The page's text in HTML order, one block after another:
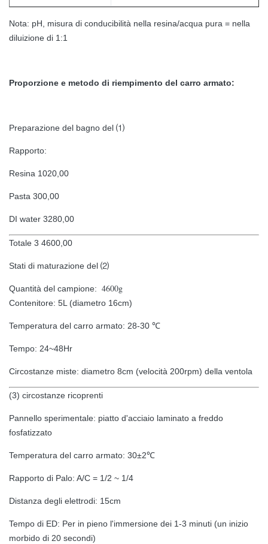
Nota: pH, misura di conducibilità nella resina/acqua pura = nella
diluizione di 1:1
Proporzione e metodo di riempimento del carro armato:
Preparazione del bagno del ⑴
Rapporto:
Resina 1020,00
Pasta 300,00
DI water 3280,00
Totale 3 4600,00
Stati di maturazione del ⑵
Quantità del campione: 4600g
Contenitore: 5L (diametro 16cm)
Temperatura del carro armato: 28-30 ℃
Tempo: 24~48Hr
Circostanze miste: diametro 8cm (velocità 200rpm) della ventola
(3) circostanze ricoprenti
Pannello sperimentale: piatto d'acciaio laminato a freddo
fosfatizzato
Temperatura del carro armato: 30±2℃
Rapporto di Palo: A/C = 1/2 ~ 1/4
Distanza degli elettrodi: 15cm
Tempo di ED: Per in pieno l'immersione dei 1-3 minuti (un inizio
morbido di 20 secondi)